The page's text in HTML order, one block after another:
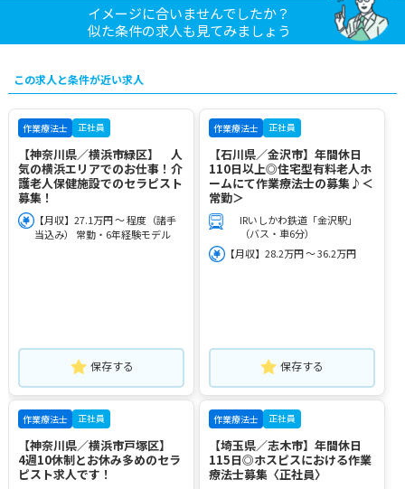
イメージに合いませんでしたか？
似た条件の求人も見てみましょう
この求人と条件が近い求人
作業療法士 正社員
【神奈川県／横浜市緑区】 人
気の横浜エリアでのお仕事！介
護老人保健施設でのセラピスト
募集！
【月収】27.1万円 ～ 程度（諸手
当込み） 常勤・6年経験モデル
保存する
作業療法士 正社員
【石川県／金沢市】年間休日
110日以上◎住宅型有料老人ホ
ームにて作業療法士の募集♪＜
常勤＞
IRいしかわ鉄道「金沢駅」
（バス・車6分）
【月収】28.2万円 ～ 36.2万円
保存する
作業療法士 正社員
【神奈川県／横浜市戸塚区】
4週10休制とお休み多めのセラ
ピスト求人です！
作業療法士 正社員
【埼玉県／志木市】年間休日
115日◎ホスピスにおける作業
療法士募集〈正社員〉